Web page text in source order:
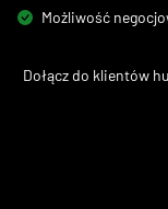
Możliwość
Dołącz do klientów